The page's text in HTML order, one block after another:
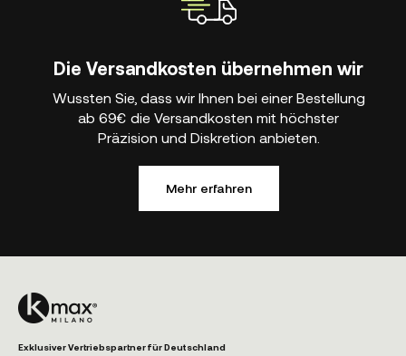
Die Versandkosten übernehmen wir
Wussten Sie, dass wir Ihnen bei einer Bestellung
ab 69€ die Versandkosten mit höchster
Präzision und Diskretion anbieten.
Mehr erfahren
Exklusiver Vertriebspartner für Deutschland